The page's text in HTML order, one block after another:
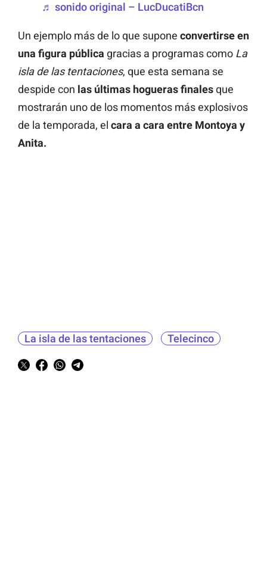
♬ sonido original – LucDucatiBcn
Un ejemplo más de lo que supone convertirse en
una figura pública gracias a programas como La
isla de las tentaciones, que esta semana se
despide con las últimas hogueras finalesque
mostrarán uno de los momentos más explosivos
de la temporada, el cara a cara entre Montoya y
Anita.
La isla de las tentaciones Telecinco